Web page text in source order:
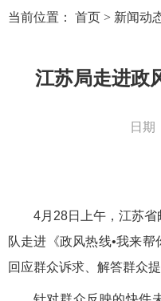
当前位置： 首页 > 新闻动
江苏局走进政
日期
4月28日上午，江苏
队走进《政风热线•我来帮
回应群众诉求、解答群众